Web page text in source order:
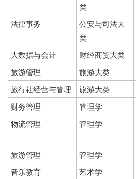
类
法律事务
公安与司法大
类
大数据与会计 财经商贸大类
旅游管理
旅游大类
旅行社经营与管理
旅游大类
财务管理
管理学
物流管理
管理学
旅游管理 管理学
音乐教育
艺术学